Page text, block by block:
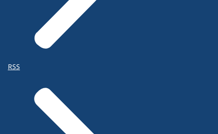
RSS